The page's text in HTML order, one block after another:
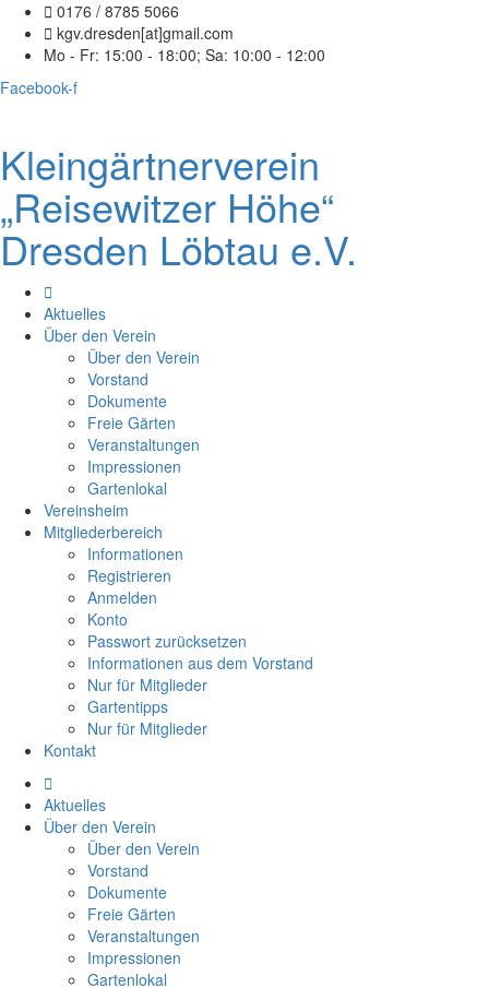
0176 / 8785 5066
kgv.dresden[at]gmail.com
Mo - Fr: 15:00 - 18:00; Sa: 10:00 - 12:00
Facebook-f
Kleingärtnerverein
„Reisewitzer Höhe“
Dresden Löbtau e.V.
Aktuelles
Über den Verein
Über den Verein
Vorstand
Dokumente
Freie Gärten
Veranstaltungen
Impressionen
Gartenlokal
Vereinsheim
Mitgliederbereich
Informationen
Registrieren
Anmelden
Konto
Passwort zurücksetzen
Informationen aus dem Vorstand
Nur für Mitglieder
Gartentipps
Nur für Mitglieder
Kontakt
Aktuelles
Über den Verein
Über den Verein
Vorstand
Dokumente
Freie Gärten
Veranstaltungen
Impressionen
Gartenlokal